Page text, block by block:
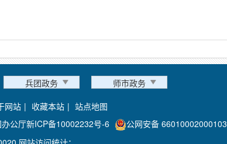
兵团政务
师市政务
网站 | 收藏本站 | 站点地图
公厅新ICP备10002232号-6
公网安备 66010002000103